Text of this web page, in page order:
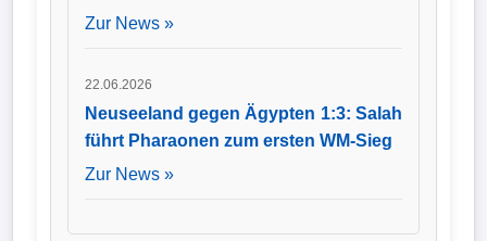
Zur News »
22.06.2026
Neuseeland gegen Ägypten 1:3: Salah
führt Pharaonen zum ersten WM-Sieg
Zur News »